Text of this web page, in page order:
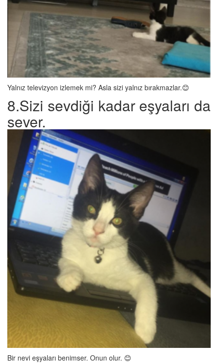
Yalnız televizyon izlemek mi? Asla sizi yalnız bırakmazlar.😊
8.Sizi sevdiği kadar eşyaları da
sever.
Bir nevi eşyaları benimser. Onun olur. 😊